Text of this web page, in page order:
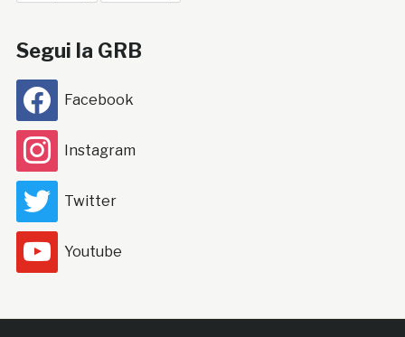
Segui la GRB
Facebook
Instagram
Twitter
Youtube